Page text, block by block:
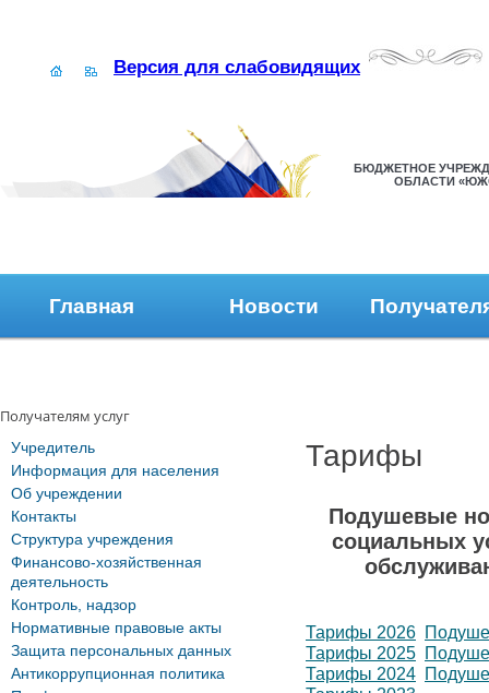
Версия для слабовидящих
БЮДЖЕТНОЕ
ОБЛАСТИ
Главная Новости
Получателям услуг
Тарифы
Подушевые
социальных
Тарифы 2026
Тарифы 2025
Тарифы 2024
Учредитель
Информация для населения
Об учреждении
Контакты
Структура учреждения
Финансово-хозяйственная
деятельность
Контроль, надзор
Нормативные правовые акты
Защита персональных данных
Антикоррупционная политика